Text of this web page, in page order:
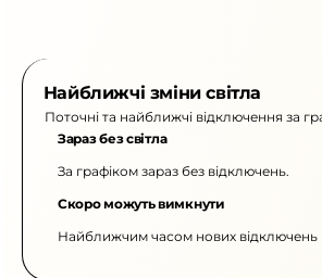
Найближчі зміни світла
Поточні та найближчі відключення за
Зараз без світла
За графіком зараз без відключень.
Скоро можуть вимкнути
Найближчим часом нових відключень